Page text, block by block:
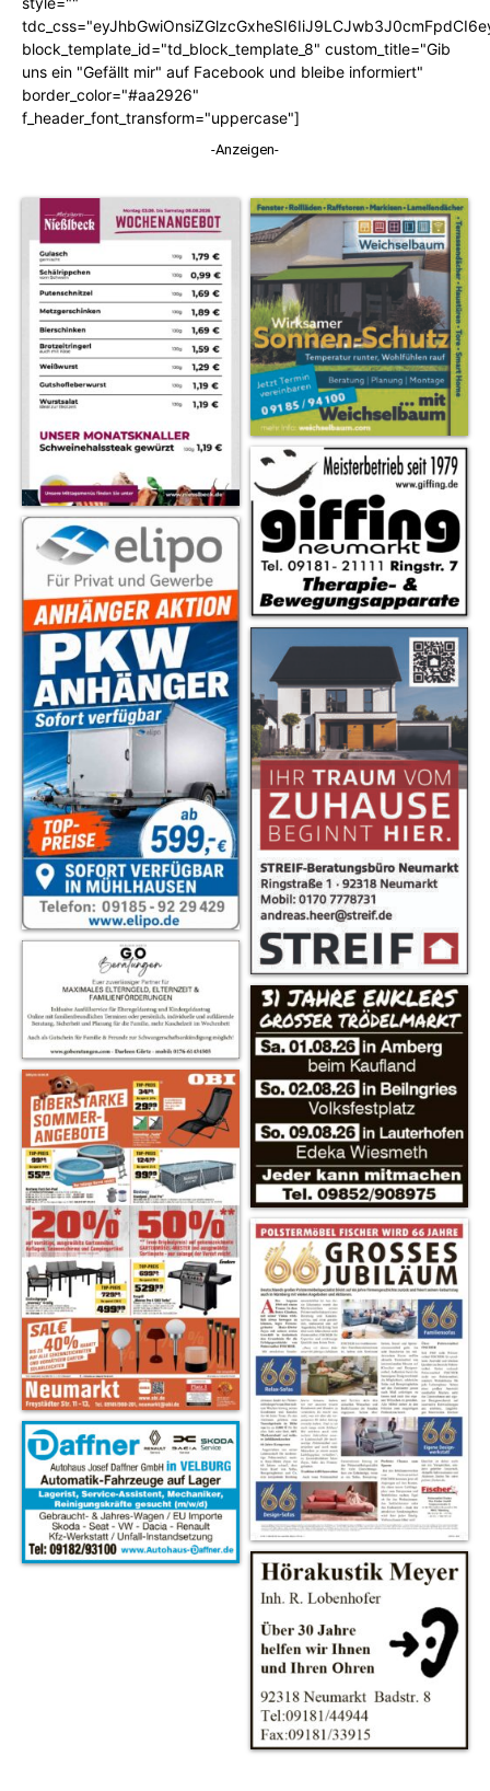
block_template_id="td_block_template_8" custom_title="Gib
uns ein "Gefällt mir" auf Facebook und bleibe informiert"
border_color="#aa2926"
f_header_font_transform="uppercase"]
-Anzeigen-